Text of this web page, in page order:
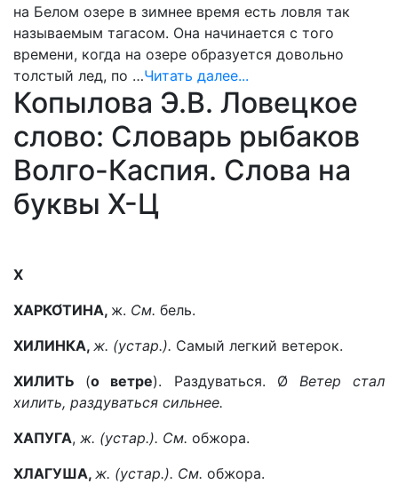
на Белом озере в зимнее время есть ловля так
называемым тагасом. Она начинается с того
времени, когда на озере образуется довольно
толстый лед, по …Читать далее...
Копылова Э.В. Ловецкое
слово: Словарь рыбаков
Волго-Каспия. Слова на
буквы Х-Ц
X
ХАРКО́ТИНА, ж. См. бель.
ХИЛИНКА, ж. (устар.). Самый легкий ветерок.
ХИЛИТЬ (о ветре). Раздуваться. Ø Ветер стал
хилить, раздуваться сильнее.
ХАПУГА, ж. (устар.). См. обжора.
ХЛАГУША, ж. (устар.). См. обжора.